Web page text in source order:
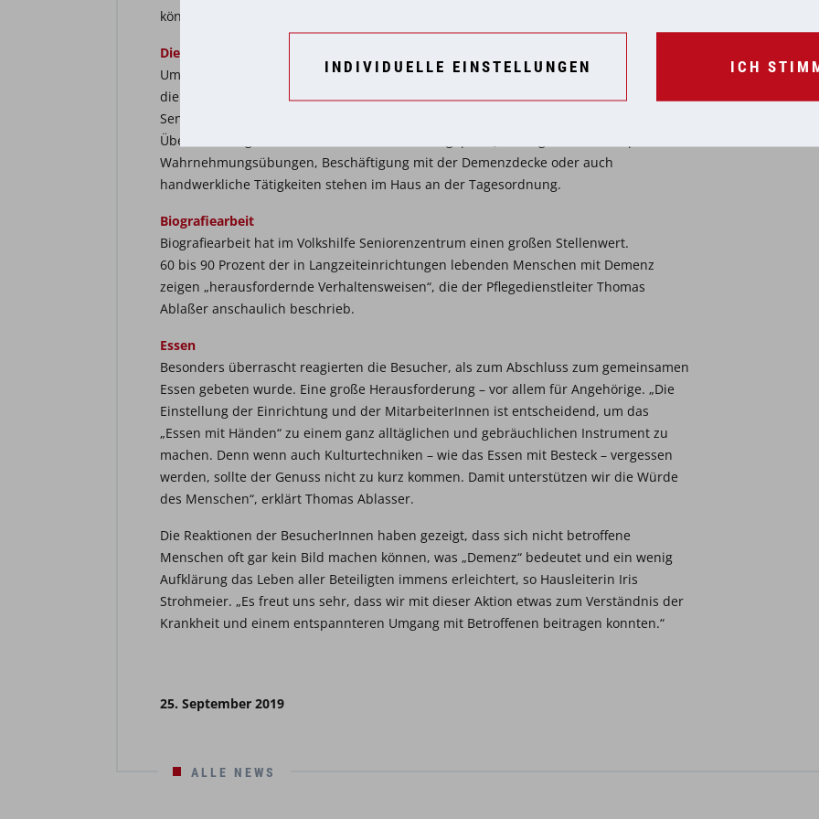
können.“
Die Aktivitäten
Um die Lebensqualität und Lebensfreude so lange wie möglich aufrecht zu erhalten,
die Selbstbestimmung und das Wohlbefinden zu fördern, werden im Volkshilfe
Seniorenzentrum viele Aktionen angeboten. Gedächtnistraining (ohne Unter- bzw.
Überforderung – dem Stadium der Demenz angepasst), Übungen mit dem i-pad,
Wahrnehmungsübungen, Beschäftigung mit der Demenzdecke oder auch
handwerkliche Tätigkeiten stehen im Haus an der Tagesordnung.
Biografiearbeit
Biografiearbeit hat im Volkshilfe Seniorenzentrum einen großen Stellenwert.
60 bis 90 Prozent der in Langzeiteinrichtungen lebenden Menschen mit Demenz
zeigen „herausfordernde Verhaltensweisen“, die der Pflegedienstleiter Thomas
Ablaßer anschaulich beschrieb.
Essen
Besonders überrascht reagierten die Besucher, als zum Abschluss zum gemeinsamen
Essen gebeten wurde. Eine große Herausforderung – vor allem für Angehörige. „Die
Einstellung der Einrichtung und der MitarbeiterInnen ist entscheidend, um das
„Essen mit Händen“ zu einem ganz alltäglichen und gebräuchlichen Instrument zu
machen. Denn wenn auch Kulturtechniken – wie das Essen mit Besteck – vergessen
werden, sollte der Genuss nicht zu kurz kommen. Damit unterstützen wir die Würde
des Menschen“, erklärt Thomas Ablasser.
Die Reaktionen der BesucherInnen haben gezeigt, dass sich nicht betroffene
Menschen oft gar kein Bild machen können, was „Demenz“ bedeutet und ein wenig
Aufklärung das Leben aller Beteiligten immens erleichtert, so Hausleiterin Iris
Strohmeier. „Es freut uns sehr, dass wir mit dieser Aktion etwas zum Verständnis der
Krankheit und einem entspannteren Umgang mit Betroffenen beitragen konnten.“
25. September 2019
ALLE NEWS
INDIVIDUELLE EINSTELLUNGEN ICH